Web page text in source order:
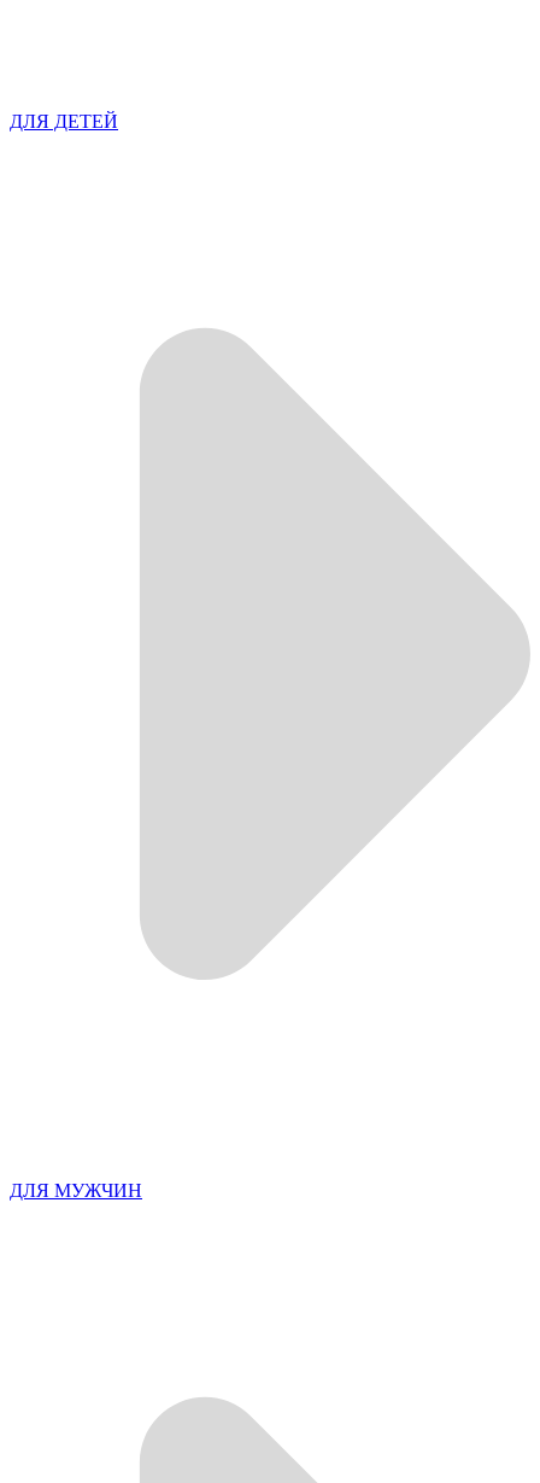
ДЛЯ ДЕТЕЙ
ДЛЯ МУЖЧИН